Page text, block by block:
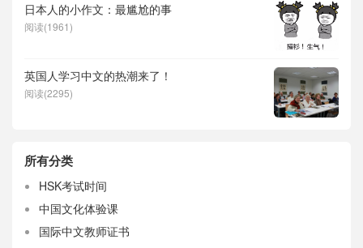
日本人的小作文：最尴尬的事
阅读(1961)
英国人学习中文的热潮来了！
阅读(2295)
所有分类
HSK考试时间
中国文化体验课
国际中文教师证书